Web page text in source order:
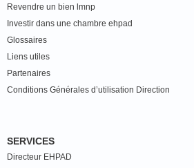
Revendre un bien lmnp
Investir dans une chambre ehpad
Glossaires
Liens utiles
Partenaires
Conditions Générales d’utilisation Direction
SERVICES
Directeur EHPAD